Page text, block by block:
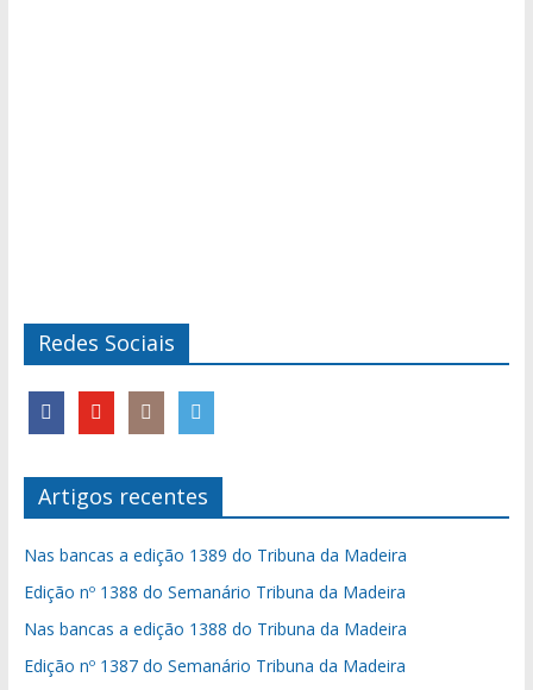
Redes Sociais
Artigos recentes
Nas bancas a edição 1389 do Tribuna da Madeira
Edição nº 1388 do Semanário Tribuna da Madeira
Nas bancas a edição 1388 do Tribuna da Madeira
Edição nº 1387 do Semanário Tribuna da Madeira